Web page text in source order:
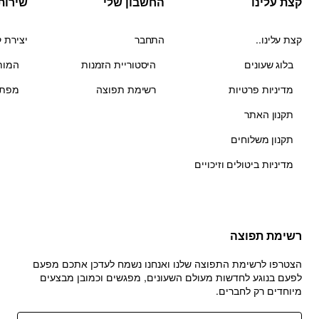
קצת עלינו..
בלוג שעונים
מדיניות פרטיות
תקנון האתר
תקנון משלוחים
מדיניות ביטולים וזיכויים
התחבר
היסטוריית הזמנות
רשימת תפוצה
רשימת תפוצה
הצטרפו לרשימת התפוצה שלנו ואנחנו נשמח לעדכן אתכם מפעם
לפעם בנוגע לחדשות מעולם השעונים, מפגשים וכמובן מבצעים
מיוחדים רק לחברים.